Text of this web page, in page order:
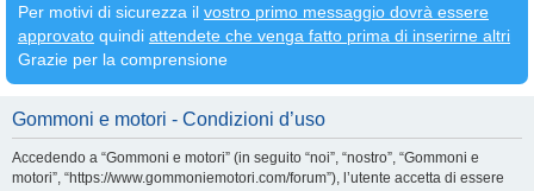
Per motivi di sicurezza il vostro primo messaggio dovrà essere
approvato quindi attendete che venga fatto prima di inserirne altri
Grazie per la comprensione
Gommoni e motori - Condizioni d’uso
Accedendo a “Gommoni e motori” (in seguito “noi”, “nostro”, “Gommoni e
motori”, “https://www.gommoniemotori.com/forum”), l’utente accetta di essere